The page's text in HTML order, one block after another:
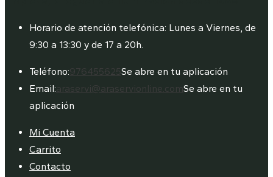
Horario de atención telefónica: Lunes a Viernes, de
9:30 a 13:30 y de 17 a 20h.
Teléfono:976455625Se abre en tu aplicación
Email:araservi@araservionline.comSe abre en tu
aplicación
Mi Cuenta
Carrito
Contacto